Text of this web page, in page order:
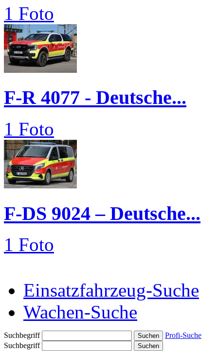
1 Foto
F-R 4077 - Deutsche...
1 Foto
F-DS 9024 – Deutsche...
1 Foto
Einsatzfahrzeug-Suche
Wachen-Suche
Suchbegriff
Profi-Suche
Suchbegriff